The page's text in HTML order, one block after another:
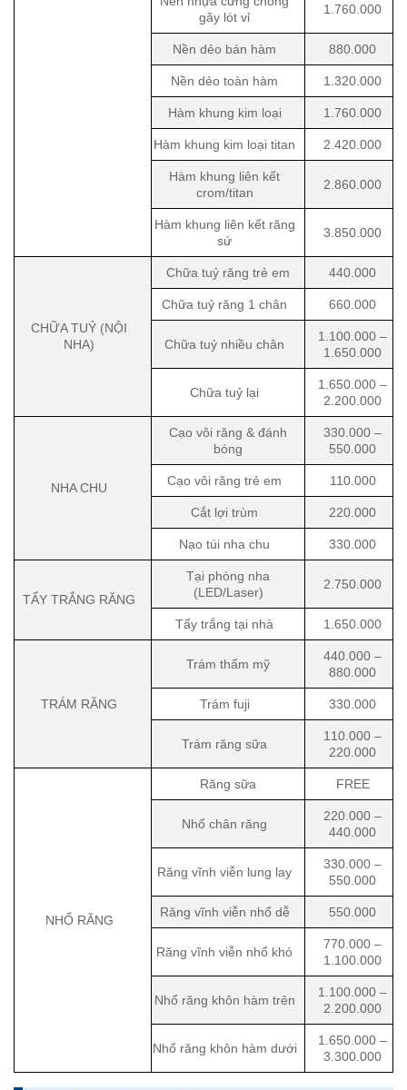
gãy lót vỉ
1.760.000
Nền dẻo bán hàm 880.000
Nền dẻo toàn hàm 1.320.000
Hàm khung kim loại 1.760.000
Hàm khung kim loại titan 2.420.000
Hàm khung liên kết
crom/titan
2.860.000
Hàm khung liên kết răng
sứ
3.850.000
CHỮA TUỶ (NỘI
NHA)
Chữa tuỷ răng trẻ em 440.000
Chữa tuỷ răng 1 chân 660.000
Chữa tuỷ nhiều chân
1.100.000 –
1.650.000
Chữa tuỷ lại
1.650.000 –
2.200.000
NHA CHU
Cạo vôi răng & đánh
bóng
330.000 –
550.000
Cạo vôi răng trẻ em 110.000
Cắt lợi trùm 220.000
Nạo túi nha chu 330.000
TẨY TRẮNG RĂNG
Tại phòng nha
(LED/Laser)
2.750.000
Tẩy trắng tại nhà 1.650.000
TRÁM RĂNG
Trám thẩm mỹ
440.000 –
880.000
Trám fuji 330.000
Trám răng sữa
110.000 –
220.000
NHỔ RĂNG
Răng sữa FREE
Nhổ chân răng
220.000 –
440.000
Răng vĩnh viễn lung lay
330.000 –
550.000
Răng vĩnh viễn nhổ dễ 550.000
Răng vĩnh viễn nhổ khó
770.000 –
1.100.000
Nhổ răng khôn hàm trên
1.100.000 –
2.200.000
Nhổ răng khôn hàm dưới
1.650.000 –
3.300.000